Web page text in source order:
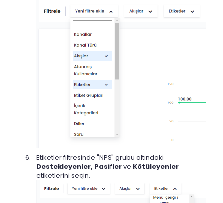
Etiketler filtresinde "NPS" grubu altındaki
Destekleyenler, Pasiflerve Kötüleyenler
etiketlerini seçin.